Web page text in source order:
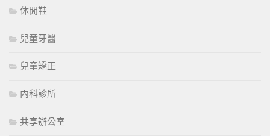
休閒鞋
兒童牙醫
兒童矯正
內科診所
共享辦公室